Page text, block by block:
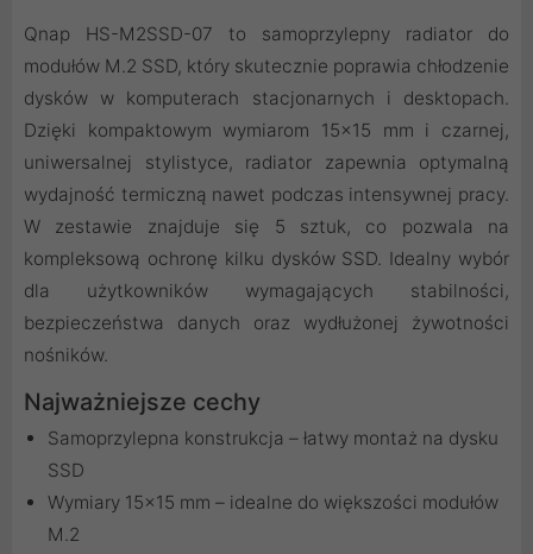
Qnap HS-M2SSD-07 to samoprzylepny radiator do
modułów M.2 SSD, który skutecznie poprawia chłodzenie
dysków w komputerach stacjonarnych i desktopach.
Dzięki kompaktowym wymiarom 15x15 mm i czarnej,
uniwersalnej stylistyce, radiator zapewnia optymalną
wydajność termiczną nawet podczas intensywnej pracy.
W zestawie znajduje się 5 sztuk, co pozwala na
kompleksową ochronę kilku dysków SSD. Idealny wybór
dla użytkowników wymagających stabilności,
bezpieczeństwa danych oraz wydłużonej żywotności
nośników.
Najważniejsze cechy
Samoprzylepna konstrukcja – łatwy montaż na dysku
SSD
Wymiary 15x15 mm – idealne do większości modułów
M.2